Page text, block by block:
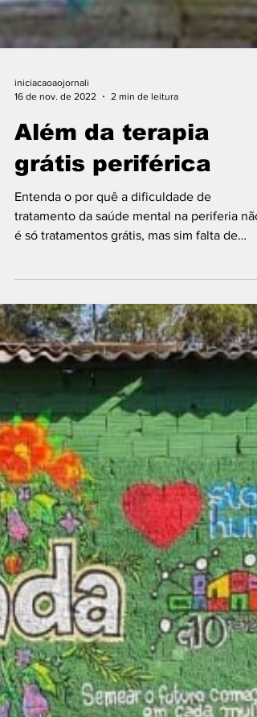
Além da terapia
grátis periférica
Entenda o por quê a dificuldade de
tratamento da saúde mental na periferia não
é só tratamentos grátis, mas sim falta de
políticas...